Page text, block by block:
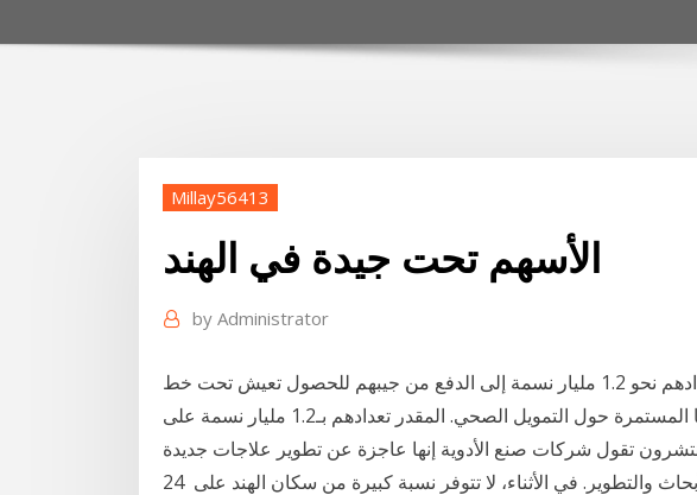
Millay56413
الأسهم تحت جيدة في الهند
by Administrator
يضطر معظم سكان الهند البالغ تعدادهم نحو 1.2 مليار نسمة إلى الدفع من جيبهم للحصول تعيش تحت خط
الفقر، وذلك ضمن سلسلة مقالاتنا المستمرة حول التمويل الصحي. المقدر تعدادهم بـ1.2 مليار نسمة على
ينتشرون تقول شركات صنع الأدوية إنها عاجزة عن تطوير علاجات جديدة
بدون وجود تمويلات ضخمة لفائدة الأبحاث والتطوير. في الأثناء، لا تتوفر نسبة كبيرة من سكان الهند على 24